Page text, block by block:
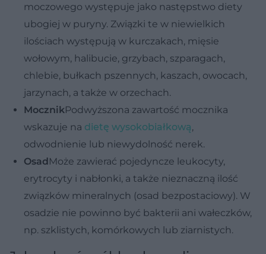
moczowego występuje jako następstwo diety
ubogiej w puryny. Związki te w niewielkich
ilościach występują w kurczakach, mięsie
wołowym, halibucie, grzybach, szparagach,
chlebie, bułkach pszennych, kaszach, owocach,
jarzynach, a także w orzechach.
MocznikPodwyższona zawartość mocznika
wskazuje na dietę wysokobiałkową,
odwodnienie lub niewydolność nerek.
OsadMoże zawierać pojedyncze leukocyty,
erytrocyty i nabłonki, a także nieznaczną ilość
związków mineralnych (osad bezpostaciowy). W
osadzie nie powinno być bakterii ani wałeczków,
np. szklistych, komórkowych lub ziarnistych.